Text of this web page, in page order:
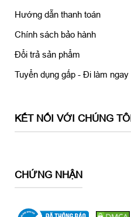
Hướng dẫn thanh toán
Chính sách bảo hành
Đổi trả sản phẩm
Tuyển dụng gấp - Đi làm ngay
KẾT NỐI VỚI CHÚNG TÔI
CHỨNG NHẬN